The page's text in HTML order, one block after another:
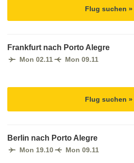
Flug suchen »
Frankfurt nach Porto Alegre
Mon 02.11 Mon 09.11
Flug suchen »
Berlin nach Porto Alegre
Mon 19.10 Mon 09.11